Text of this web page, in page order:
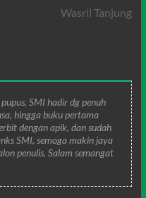
Wasril Tanjung
SMI hadir dg penuh
hingga buku pertama
dengan apik, dan sudah
SMI, semoga makin jaya
penulis. Salam semangat